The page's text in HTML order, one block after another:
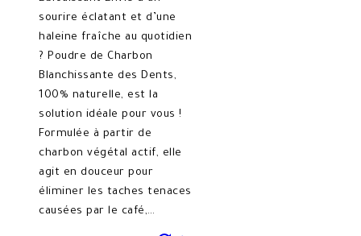
sourire éclatant et d’une
haleine fraîche au quotidien
? Poudre de Charbon
Blanchissante des Dents,
100% naturelle, est la
solution idéale pour vous !
Formulée à partir de
charbon végétal actif, elle
agit en douceur pour
éliminer les taches tenaces
causées par le café,…